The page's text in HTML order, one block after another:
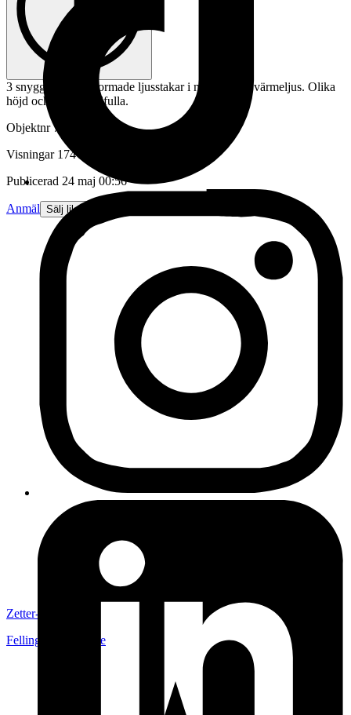
3 snygga cylinderformade ljusstakar i mässing för värmeljus. Olika
höjd och väldigt stilfulla.
Objektnr 733 000 791
Visningar 174
Publicerad 24 maj 00:56
Anmäl Sälj liknande
Zetter-Strom
Fellingsbro
Sverige